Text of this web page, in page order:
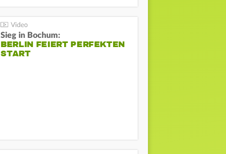
Sieg in Bochum:
BERLIN FEIERT PERFEKTEN
START